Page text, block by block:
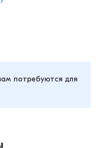
потребуются для